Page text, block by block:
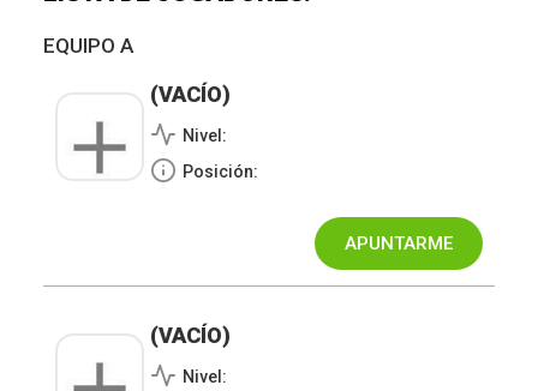
EQUIPO A
(VACÍO)
Nivel:
Posición:
(VACÍO)
Nivel: